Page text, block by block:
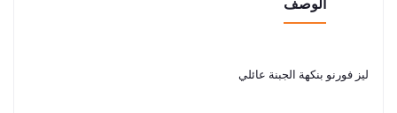
الوصف
ليز فورنو بنكهة الجبنة عائلي